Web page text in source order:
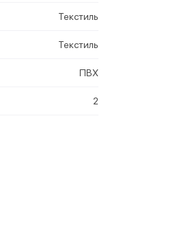
Текстиль
Текстиль
ПВХ
2